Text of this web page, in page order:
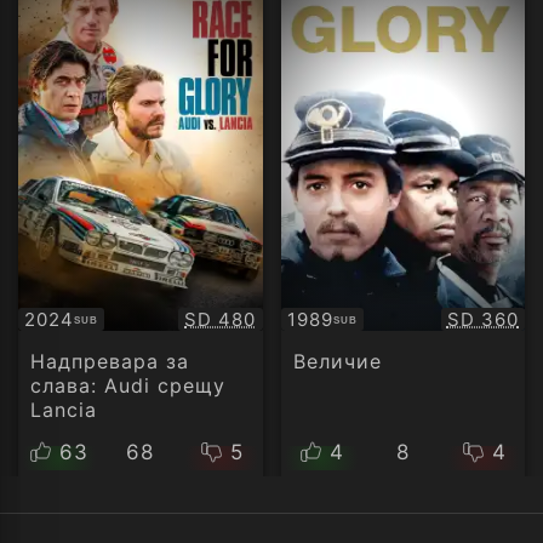
2024SUB
Субтитри Качество:
SD 480
Надпревара за
слава: Audi срещу
Lancia
63
68 5
1989SUB
Субтитри SD 360
Величие
4 8 4